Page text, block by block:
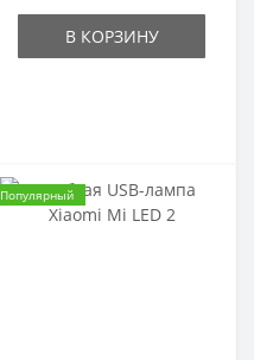
В КОРЗИНУ
Популярный